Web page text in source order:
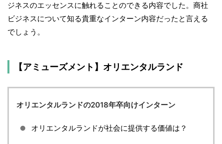
ジネスのエッセンスに触れることのできる内容でした。商社
ビジネスについて知る貴重なインターン内容だったと言える
でしょう。
【アミューズメント】オリエンタルランド
オリエンタルランドの2018年卒向けインターン
オリエンタルランドが社会に提供する価値は？